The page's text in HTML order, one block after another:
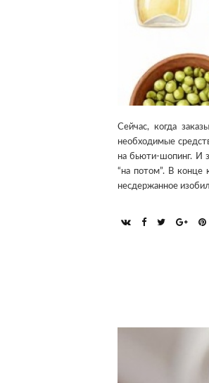
Сейчас, когда
необходимые
на бьюти-шопинг. И
“на потом”. В конце
несдержанное